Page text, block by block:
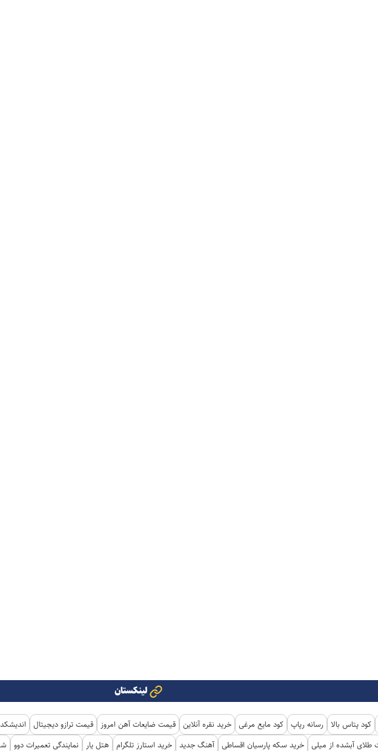
لینکستان
کود پتاس بالا رسانه رپاپ کود مایع مرغی خرید نقره آنلاین قیمت ضایعات آهن امروز قیمت ترازو دیجیتال
طلای آبشده از میلی خرید سکه پارسیان اقساطی آهنگ جدید خرید استارز تلگرام هتل یار نمایندگی تعمیرات دوو